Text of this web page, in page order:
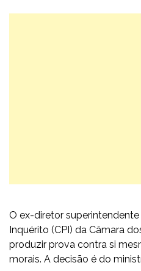
O ex-diretor
Inquérito (CPI) da Câmara
produzir prova contra si
morais. A decisão é do